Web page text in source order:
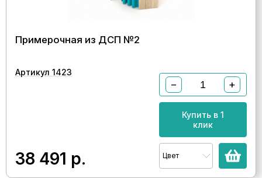
Примерочная из ДСП №2
Артикул 1423
38 491 р.
− +
Купить в 1
клик
Цвет